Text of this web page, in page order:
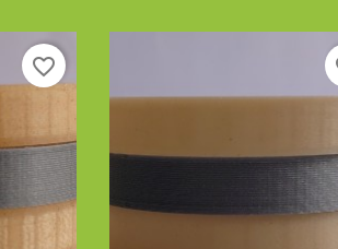
favorite_border